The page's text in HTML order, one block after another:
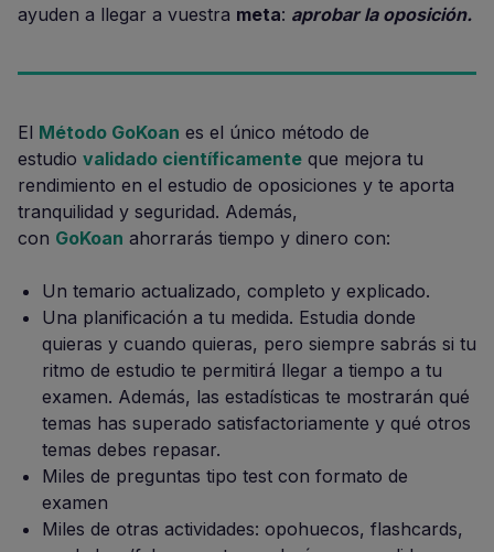
ayuden a llegar a vuestra meta: aprobar la oposición.
El Método GoKoan es el único método de
estudio validado científicamente que mejora tu
rendimiento en el estudio de oposiciones y te aporta
tranquilidad y seguridad. Además,
con GoKoan ahorrarás tiempo y dinero con:
Un temario actualizado, completo y explicado.
Una planificación a tu medida. Estudia donde
quieras y cuando quieras, pero siempre sabrás si tu
ritmo de estudio te permitirá llegar a tiempo a tu
examen. Además, las estadísticas te mostrarán qué
temas has superado satisfactoriamente y qué otros
temas debes repasar.
Miles de preguntas tipo test con formato de
examen
Miles de otras actividades: opohuecos, flashcards,